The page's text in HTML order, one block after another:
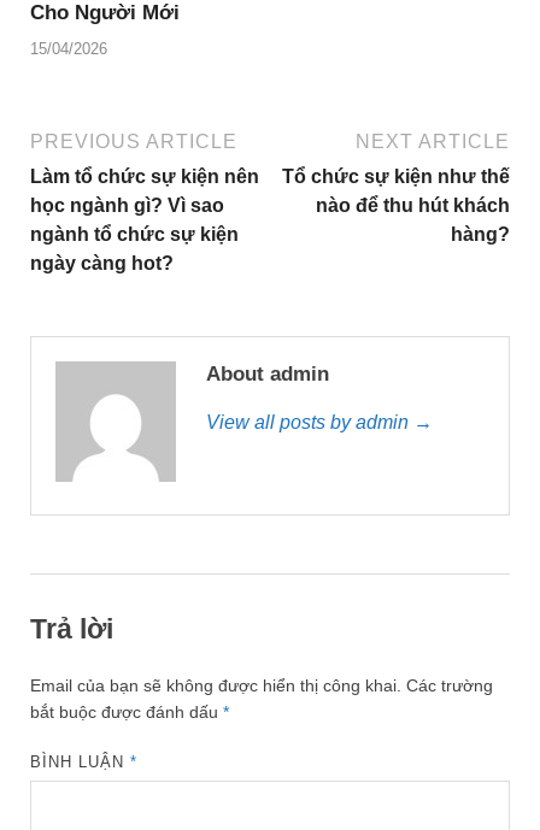
Cho Người Mới
15/04/2026
PREVIOUS ARTICLE
Làm tổ chức sự kiện nên
học ngành gì? Vì sao
ngành tổ chức sự kiện
ngày càng hot?
NEXT ARTICLE
Tổ chức sự kiện như thế
nào để thu hút khách
hàng?
About admin
View all posts by admin →
Trả lời
Email của bạn sẽ không được hiển thị công khai. Các trường
bắt buộc được đánh dấu *
BÌNH LUẬN*